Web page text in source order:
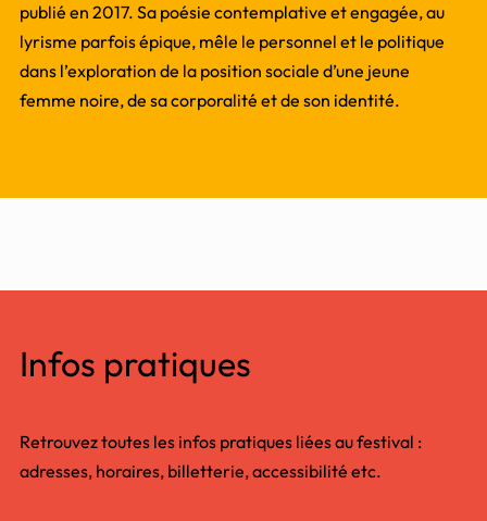
publié en 2017. Sa poésie contemplative et engagée, au
lyrisme parfois épique, mêle le personnel et le politique
dans l’exploration de la position sociale d’une jeune
femme noire, de sa corporalité et de son identité.
Infos pratiques
Retrouvez toutes les infos pratiques liées au festival :
adresses, horaires, billetterie, accessibilité etc.